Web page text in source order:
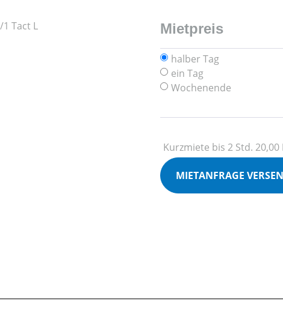
Mietpreis
halber Tag
ein Tag
Wochenende
Kurzmiete bis 2 Std. 20,00
MIETANFRAGE